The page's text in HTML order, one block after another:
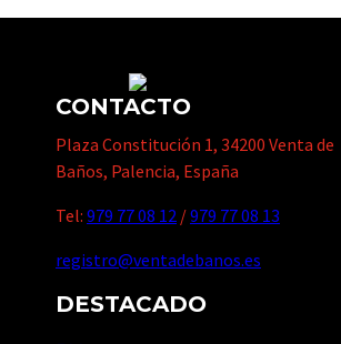
CONTACTO
Plaza Constitución 1, 34200 Venta de
Baños, Palencia, España
Tel: 979 77 08 12 /979 77 08 13
registro@ventadebanos.es
DESTACADO